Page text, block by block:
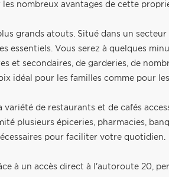
nombreux avantages de cette
grands atouts. Situé dans un
essentiels. Vous serez à quelques
et secondaires, de garderies, de
idéal pour les familles comme pour
de restaurants et de cafés
plusieurs épiceries, pharmacies,
pour faciliter votre quotidien.
à un accès direct à l'autoroute 20,